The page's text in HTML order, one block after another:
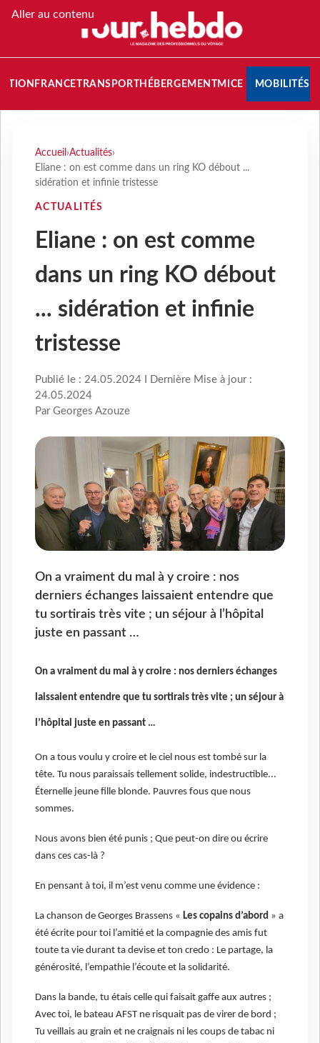
Aller au contenu
FRANCETRANSPORT HÉBERGEMENTMICE MOBILITÉS
Accueil ›Actualités›
Eliane : on est comme dans un ring KO débout ...
sidération et infinie tristesse
ACTUALITÉS
Eliane : on est comme
dans un ring KO débout
... sidération et infinie
tristesse
Publié le : 24.05.2024 I Dernière Mise à jour :
24.05.2024
Par Georges Azouze
On a vraiment du mal à y croire : nos
derniers échanges laissaient entendre que
tu sortirais très vite ; un séjour à l’hôpital
juste en passant …
On a vraiment du mal à y croire : nos derniers échanges
laissaient entendre que tu sortirais très vite ; un séjour à
l’hôpital juste en passant …
On a tous voulu y croire et le ciel nous est tombé sur la
tête. Tu nous paraissais tellement solide, indestructible...
Éternelle jeune fille blonde. Pauvres fous que nous
sommes.
Nous avons bien été punis ; Que peut-on dire ou écrire
dans ces cas-là ?
En pensant à toi, il m’est venu comme une évidence :
La chanson de Georges Brassens « Les copains d’abord » a
été écrite pour toi l’amitié et la compagnie des amis fut
toute ta vie durant ta devise et ton credo : Le partage, la
générosité, l’empathie l’écoute et la solidarité.
Dans la bande, tu étais celle qui faisait gaffe aux autres ;
Avec toi, le bateau AFST ne risquait pas de virer de bord ;
Tu veillais au grain et ne craignais ni les coups de tabac ni